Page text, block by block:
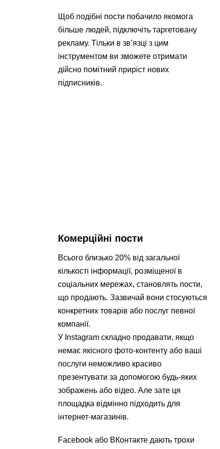
Щоб подібні пости побачило якомога
більше людей, підключіть таргетовану
рекламу. Тільки в зв’язці з цим
інструментом ви зможете отримати
дійсно помітний приріст нових
підписників.
Комерційні пости
Всього близько 20% від загальної
кількості інформації, розміщеної в
соціальних мережах, становлять пости,
що продають. Зазвичай вони стосуються
конкретних товарів або послуг певної
компанії.
У Instagram складно продавати, якщо
немає якісного фото-контенту або ваші
послуги неможливо красиво
презентувати за допомогою будь-яких
зображень або відео. Але зате ця
площадка відмінно підходить для
інтернет-магазинів.
Facebook або ВКонтакте дають трохи